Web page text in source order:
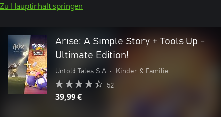
Zu Hauptinhalt springen
Arise: A Simple Story + Tools Up -
Ultimate Edition!
Untold Tales S.A • Kinder & Familie
52
39,99 €